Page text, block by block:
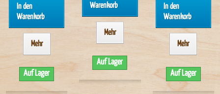
In den
Warenkorb
Mehr
Auf Lager
Warenkorb
Mehr
Auf Lager
In den
Warenkorb
Mehr
Auf Lager